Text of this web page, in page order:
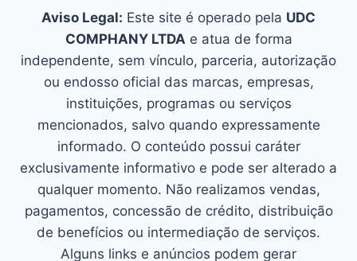
Aviso Legal: Este site é operado pela UDC
COMPHANY LTDAe atua de forma
independente, sem vínculo, parceria, autorização
ou endosso oficial das marcas, empresas,
instituições, programas ou serviços
mencionados, salvo quando expressamente
informado. O conteúdo possui caráter
exclusivamente informativo e pode ser alterado a
qualquer momento. Não realizamos vendas,
pagamentos, concessão de crédito, distribuição
de benefícios ou intermediação de serviços.
Alguns links e anúncios podem gerar